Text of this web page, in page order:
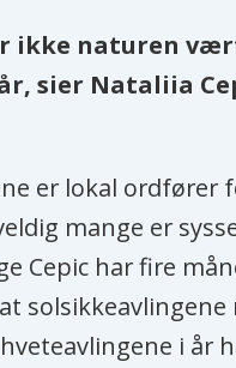
ikke naturen
sier Nataliia
er lokal ordfører
mange er
Cepic har fire
solsikkeavlingene
i år